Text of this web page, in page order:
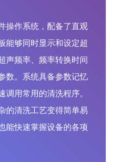
操作系统，配备了直观
能够同时显示和设定超
声频率、频率转换时间
数。系统具备参数记忆
调用常用的清洗程序。
的清洗工艺变得简单易
能快速掌握设备的各项